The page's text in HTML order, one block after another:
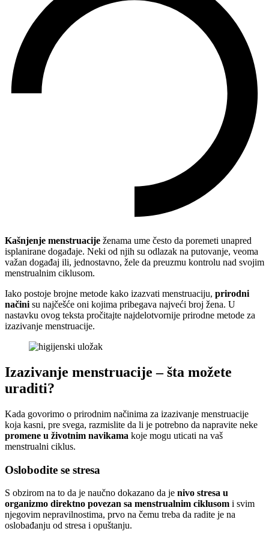
Kašnjenje menstruacije ženama ume često da poremeti unapred
isplanirane događaje. Neki od njih su odlazak na putovanje, veoma
važan događaj ili, jednostavno, žele da preuzmu kontrolu nad svojim
menstrualnim ciklusom.
Iako postoje brojne metode kako izazvati menstruaciju, prirodni
načini su najčešće oni kojima pribegava najveći broj žena. U
nastavku ovog teksta pročitajte najdelotvornije prirodne metode za
izazivanje menstruacije.
Izazivanje menstruacije – šta možete
uraditi?
Kada govorimo o prirodnim načinima za izazivanje menstruacije
koja kasni, pre svega, razmislite da li je potrebno da napravite neke
promene u životnim navikama koje mogu uticati na vaš
menstrualni ciklus.
Oslobodite se stresa
S obzirom na to da je naučno dokazano da je nivo stresa u
organizmo direktno povezan sa menstrualnim ciklusom i svim
njegovim nepravilnostima, prvo na čemu treba da radite je na
oslobađanju od stresa i opuštanju.